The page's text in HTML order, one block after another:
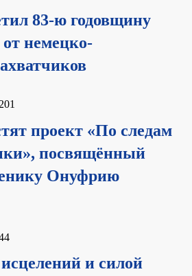
83-ю годовщину
немецко-
201
проект «По следам
посвящённый
Онуфрию
и силой